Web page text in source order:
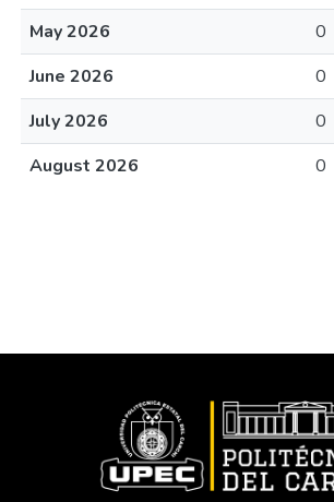
May 2026
0
June 2026
0
July 2026
0
August 2026
0